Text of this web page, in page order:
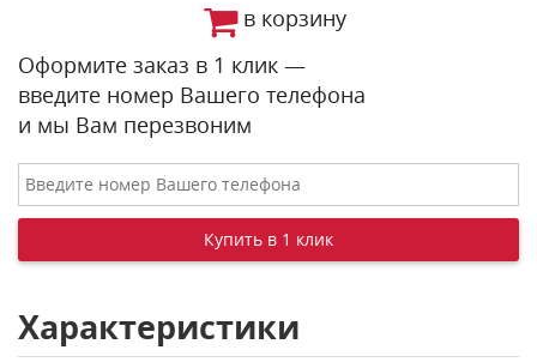
в корзину
Оформите заказ в 1 клик —
введите номер Вашего телефона
и мы Вам перезвоним
Характеристики